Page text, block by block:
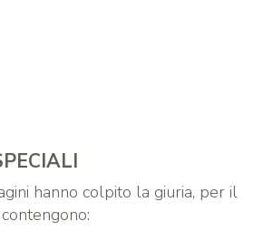
hanno colpito la giuria, per il